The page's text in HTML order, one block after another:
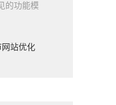
的功能模
网站优化